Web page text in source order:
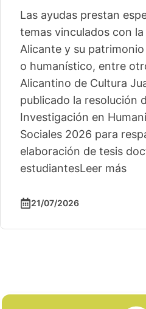
Las ayudas prestan
temas vinculados con
Alicante y su
o humanístico, entre
Alicantino de Cultura
publicado la resolución
Investigación en
Sociales 2026 para
elaboración de tesis
estudiantesLeer más
21/07/2026